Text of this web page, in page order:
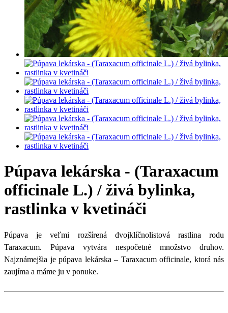
Púpava lekárska - (Taraxacum
officinale L.) / živá bylinka,
rastlinka v kvetináči
Púpava je veľmi rozšírená dvojklíčnolistová rastlina rodu
Taraxacum. Púpava vytvára nespočetné množstvo druhov.
Najznámejšia je púpava lekárska – Taraxacum officinale, ktorá nás
zaujíma a máme ju v ponuke.